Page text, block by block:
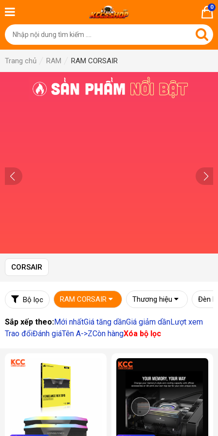
0
Trang chủ RAM RAM CORSAIR
CORSAIR
Bộ lọc RAM CORSAIR Thương hiệu Đèn
Sắp xếp theo:Mới nhấtGiá tăng dầnGiá giảm dầnLượt xem
Trao đổiĐánh giáTên A->ZCòn hàngXóa bộ lọc